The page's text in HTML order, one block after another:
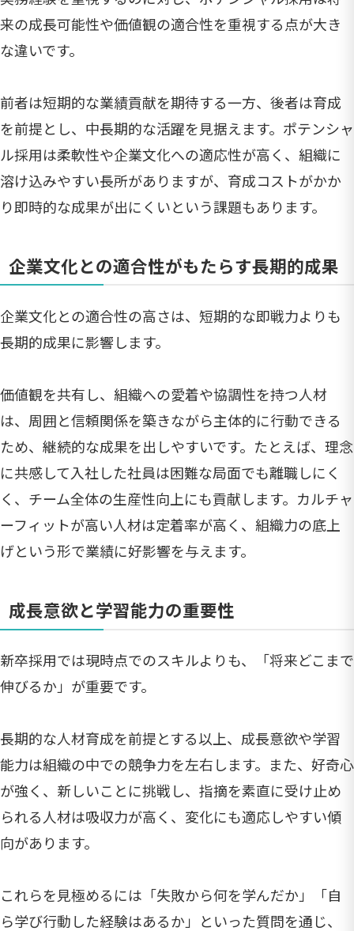
来の成長可能性や価値観の適合性を重視する点が大き
な違いです。
前者は短期的な業績貢献を期待する一方、後者は育成
を前提とし、中長期的な活躍を見据えます。ポテンシャ
ル採用は柔軟性や企業文化への適応性が高く、組織に
溶け込みやすい長所がありますが、育成コストがかか
り即時的な成果が出にくいという課題もあります。
企業文化との適合性がもたらす長期的成果
企業文化との適合性の高さは、短期的な即戦力よりも
長期的成果に影響します。
価値観を共有し、組織への愛着や協調性を持つ人材
は、周囲と信頼関係を築きながら主体的に行動できる
ため、継続的な成果を出しやすいです。たとえば、理念
に共感して入社した社員は困難な局面でも離職しにく
く、チーム全体の生産性向上にも貢献します。カルチャ
ーフィットが高い人材は定着率が高く、組織力の底上
げという形で業績に好影響を与えます。
成長意欲と学習能力の重要性
新卒採用では現時点でのスキルよりも、「将来どこまで
伸びるか」が重要です。
長期的な人材育成を前提とする以上、成長意欲や学習
能力は組織の中での競争力を左右します。また、好奇心
が強く、新しいことに挑戦し、指摘を素直に受け止め
られる人材は吸収力が高く、変化にも適応しやすい傾
向があります。
これらを見極めるには「失敗から何を学んだか」「自
ら学び行動した経験はあるか」といった質問を通じ、